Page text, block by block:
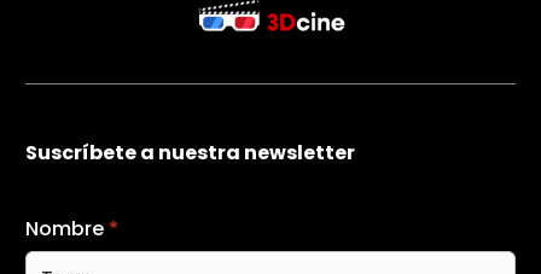
Suscríbete a nuestra newsletter
Nombre *